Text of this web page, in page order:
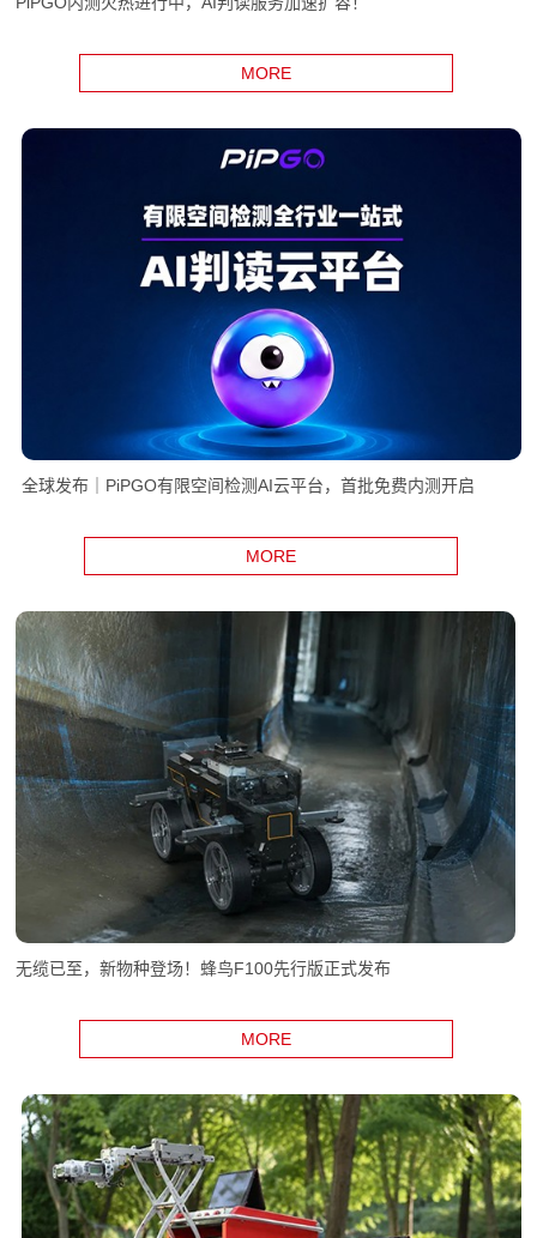
MORE
全球发布｜PiPGO有限空间检测AI云平台，首批免费内测开启
MORE
无缆已至，新物种登场！蜂鸟F100先行版正式发布
MORE